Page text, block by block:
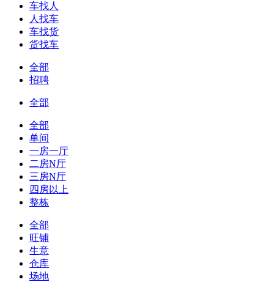
车找人
人找车
车找货
货找车
全部
招聘
全部
全部
单间
一房一厅
二房N厅
三房N厅
四房以上
整栋
全部
旺铺
生意
仓库
场地